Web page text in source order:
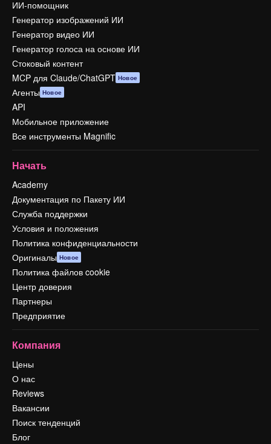
ИИ-помощник
Генератор изображений ИИ
Генератор видео ИИ
Генератор голоса на основе ИИ
Стоковый контент
MCP для Claude/ChatGPT Новое
Агенты Новое
API
Мобильное приложение
Все инструменты Magnific
Начать
Academy
Документация по Пакету ИИ
Служба поддержки
Условия и положения
Политика конфиденциальности
Оригиналы Новое
Политика файлов cookie
Центр доверия
Партнеры
Предприятие
Компания
Цены
О нас
Reviews
Вакансии
Поиск тенденций
Блог